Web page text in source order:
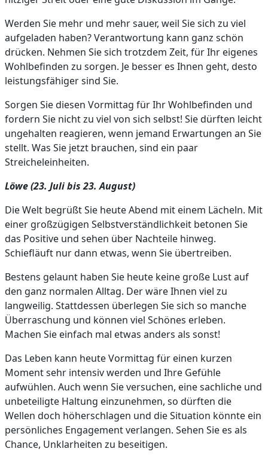
Werden Sie mehr und mehr sauer, weil Sie sich zu viel
aufgeladen haben? Verantwortung kann ganz schön
drücken. Nehmen Sie sich trotzdem Zeit, für Ihr eigenes
Wohlbefinden zu sorgen. Je besser es Ihnen geht, desto
leistungsfähiger sind Sie.
Sorgen Sie diesen Vormittag für Ihr Wohlbefinden und
fordern Sie nicht zu viel von sich selbst! Sie dürften leicht
ungehalten reagieren, wenn jemand Erwartungen an Sie
stellt. Was Sie jetzt brauchen, sind ein paar
Streicheleinheiten.
Löwe (23. Juli bis 23. August)
Die Welt begrüßt Sie heute Abend mit einem Lächeln. Mit
einer großzügigen Selbstverständlichkeit betonen Sie
das Positive und sehen über Nachteile hinweg.
Schiefläuft nur dann etwas, wenn Sie übertreiben.
Bestens gelaunt haben Sie heute keine große Lust auf
den ganz normalen Alltag. Der wäre Ihnen viel zu
langweilig. Stattdessen überlegen Sie sich so manche
Überraschung und können viel Schönes erleben.
Machen Sie einfach mal etwas anders als sonst!
Das Leben kann heute Vormittag für einen kurzen
Moment sehr intensiv werden und Ihre Gefühle
aufwühlen. Auch wenn Sie versuchen, eine sachliche und
unbeteiligte Haltung einzunehmen, so dürften die
Wellen doch höherschlagen und die Situation könnte ein
persönliches Engagement verlangen. Sehen Sie es als
Chance, Unklarheiten zu beseitigen.